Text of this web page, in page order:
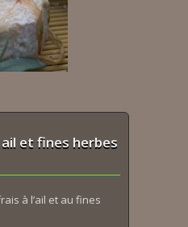
et fines herbes
à l’ail et au fines